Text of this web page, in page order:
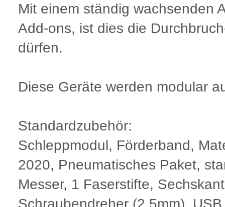
Mit einem ständig wachsenden
Add-ons, ist dies die
dürfen.
Diese Geräte werden modular
Standardzubehör:
Schleppmodul, Förderband,
2020, Pneumatisches Paket,
Messer, 1 Faserstifte,
Schraubendreher (2.5mm),